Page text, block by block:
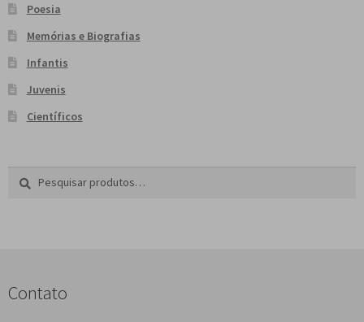
Poesia
Memórias e Biografias
Infantis
Juvenis
Científicos
Pesquisar
a
Contato